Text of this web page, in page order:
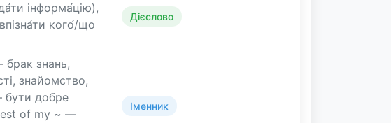
інформа́цію),
кого́/що
Дієслово
брак знань,
знайомство,
бути добре
of my ~ —
Іменник